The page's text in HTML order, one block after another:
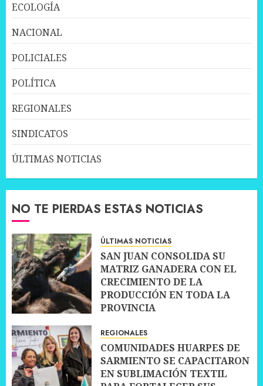
ECOLOGÍA
NACIONAL
POLICIALES
POLÍTICA
REGIONALES
SINDICATOS
ÚLTIMAS NOTICIAS
NO TE PIERDAS ESTAS NOTICIAS
ÚLTIMAS NOTICIAS
SAN JUAN CONSOLIDA SU
MATRIZ GANADERA CON EL
CRECIMIENTO DE LA
PRODUCCIÓN EN TODA LA
PROVINCIA
REGIONALES
COMUNIDADES HUARPES DE
SARMIENTO SE CAPACITARON
EN SUBLIMACIÓN TEXTIL